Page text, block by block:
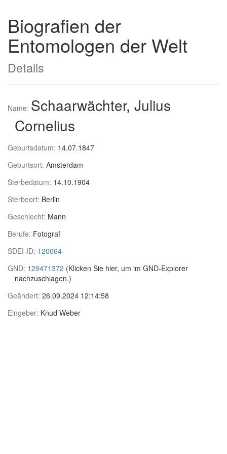
Biografien der
Entomologen der Welt
Details
Name: Schaarwächter, Julius
Cornelius
Geburtsdatum: 14.07.1847
Geburtsort: Amsterdam
Sterbedatum: 14.10.1904
Sterbeort: Berlin
Geschlecht: Mann
Berufe: Fotograf
SDEI-ID: 120064
GND: 129471372 (Klicken Sie hier, um im GND-Explorer
nachzuschlagen.)
Geändert: 26.09.2024 12:14:58
Eingeber: Knud Weber